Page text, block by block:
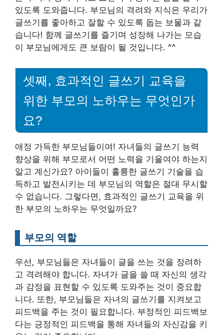
있도록 도와줍니다. 부모님의 격려와 지식은 우리가
글쓰기를 좋아하고 잘할 수 있도록 돕는 보물과 같
습니다! 함께 글쓰기를 즐기며 성장해 나가는 모습
이 부모님에게도 큰 보람이 될 것입니다. ^^
셋째, 효과적인 글쓰기 교육을
위한 부모의 노하우는 무엇인가
요?
애정 가득한 부모님들이여! 자녀들의 글쓰기 능력
향상을 위해 부모로서 어떤 노력을 기울여야 하는지
알고 계신가요? 아이들이 훌륭한 글쓰기 기술을 습
득하고 발전시키는 데 부모님의 역할은 절대 무시할
수 없습니다. 그렇다면, 효과적인 글쓰기 교육을 위
한 부모의 노하우는 무엇일까요?
부모의 역할
우선, 부모님들은 자녀들이 글을 쓰는 것을 장려하
고 격려해야 합니다. 자녀가 글을 쓸 때 자신의 생각
과 감정을 표현할 수 있도록 도와주는 것이 중요합
니다. 또한, 부모님들은 자녀의 글쓰기를 지켜보고
피드백을 주는 것이 필요합니다. 부정적인 피드백보
다는 긍정적인 피드백을 통해 자녀들의 자신감을 키